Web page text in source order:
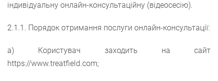
індивідуальну онлайн-консультаційну (відеосесію).
2.1.1. Порядок отримання послуги онлайн-консультації:
а) Користувач заходить на сайт
https://www.treatfield.com;